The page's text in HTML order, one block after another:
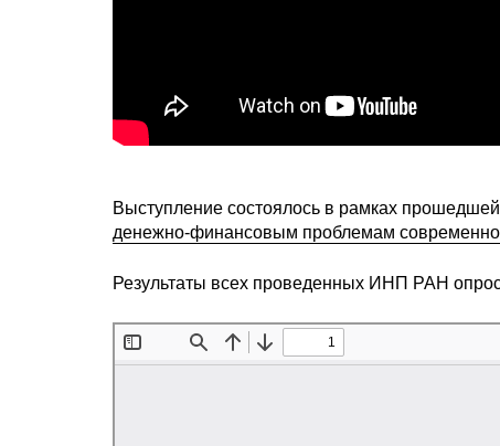
Выступление состоялось в рамках
денежно-финансовым проблемам
Результаты всех проведенных ИНП РАН